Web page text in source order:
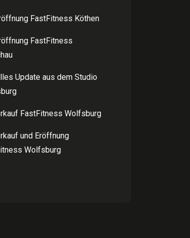
FastFitness Köthen
FastFitness
Update aus dem Studio
FastFitness Wolfsburg
und Eröffnung
Wolfsburg